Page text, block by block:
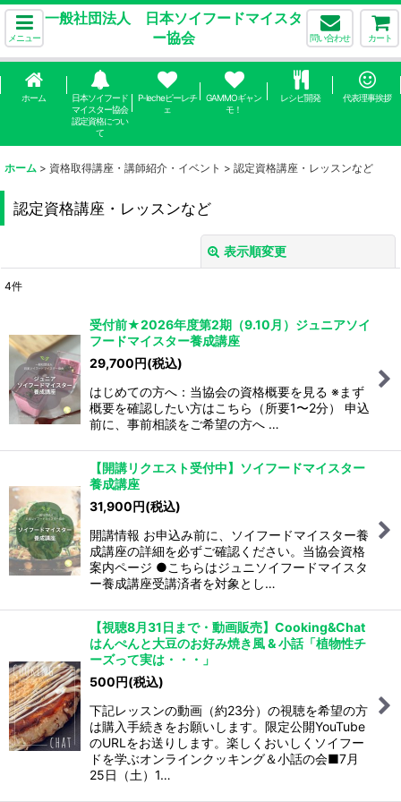
メニュー
一般社団法人 日本ソイフードマイスタ
ー協会
問い合わせ カート
ホーム
日本ソイフード
マイスター協会
認定資格につい
て
P-lecheピーレチ
ェ
GAMMOギャン
モ！
レシピ開発 代表理事挨拶
ホーム > 資格取得講座・講師紹介・イベント > 認定資格講座・レッスンなど
認定資格講座・レッスンなど
表示順変更
並び順:
絞り込む
4件
受付前★2026年度第2期（9.10月）ジュニアソイ
フードマイスター養成講座
29,700円(税込)
はじめての方へ：当協会の資格概要を見る ※まず
概要を確認したい方はこちら（所要1〜2分） 申込
前に、事前相談をご希望の方へ …
【開講リクエスト受付中】ソイフードマイスター
養成講座
31,900円(税込)
開講情報 お申込み前に、ソイフードマイスター養
成講座の詳細を必ずご確認ください。当協会資格
案内ページ ●こちらはジュニソイフードマイスタ
ー養成講座受講済者を対象とし…
【視聴8月31日まで・動画販売】Cooking&Chat
はんぺんと大豆のお好み焼き風 & 小話「植物性チ
ーズって実は・・・」
500円(税込)
下記レッスンの動画（約23分）の視聴を希望の方
は購入手続きをお願いします。限定公開YouTube
のURLをお送りします。楽しくおいしくソイフー
ドを学ぶオンラインクッキング＆小話の会■7月
25日（土）1…